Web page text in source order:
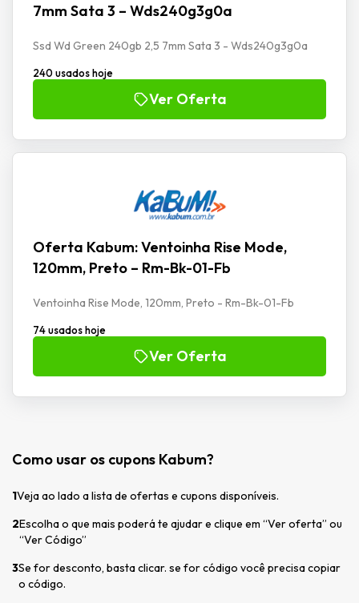
7mm Sata 3 – Wds240g3g0a
Ssd Wd Green 240gb 2,5 7mm Sata 3 - Wds240g3g0a
240 usados hoje
Ver Oferta
Oferta Kabum: Ventoinha Rise Mode,
120mm, Preto – Rm-Bk-01-Fb
Ventoinha Rise Mode, 120mm, Preto - Rm-Bk-01-Fb
74 usados hoje
Ver Oferta
Como usar os cupons Kabum?
1Veja ao lado a lista de ofertas e cupons disponíveis.
2Escolha o que mais poderá te ajudar e clique em “Ver oferta” ou
“Ver Código”
3Se for desconto, basta clicar. se for código você precisa copiar
o código.